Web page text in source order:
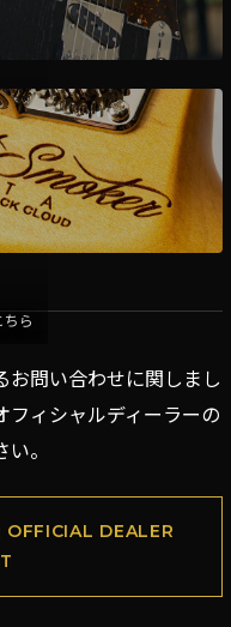
ちら
ら
お問い合わせに関しまし
フィシャルディーラーの
。
DEALER